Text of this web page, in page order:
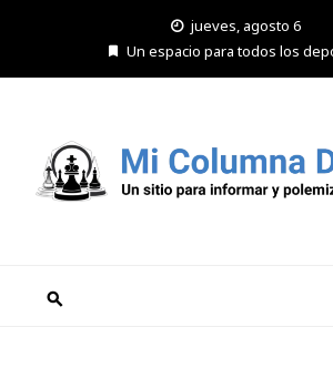
jueves, agosto 6
Un espacio para todos los